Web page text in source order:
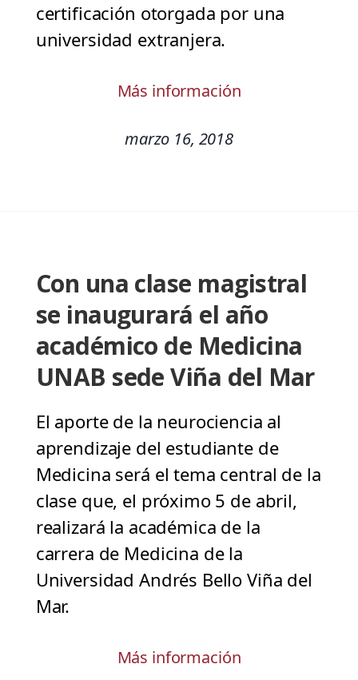
certificación otorgada por una
universidad extranjera.
Más información
marzo 16, 2018
Con una clase magistral
se inaugurará el año
académico de Medicina
UNAB sede Viña del Mar
El aporte de la neurociencia al
aprendizaje del estudiante de
Medicina será el tema central de la
clase que, el próximo 5 de abril,
realizará la académica de la
carrera de Medicina de la
Universidad Andrés Bello Viña del
Mar.
Más información